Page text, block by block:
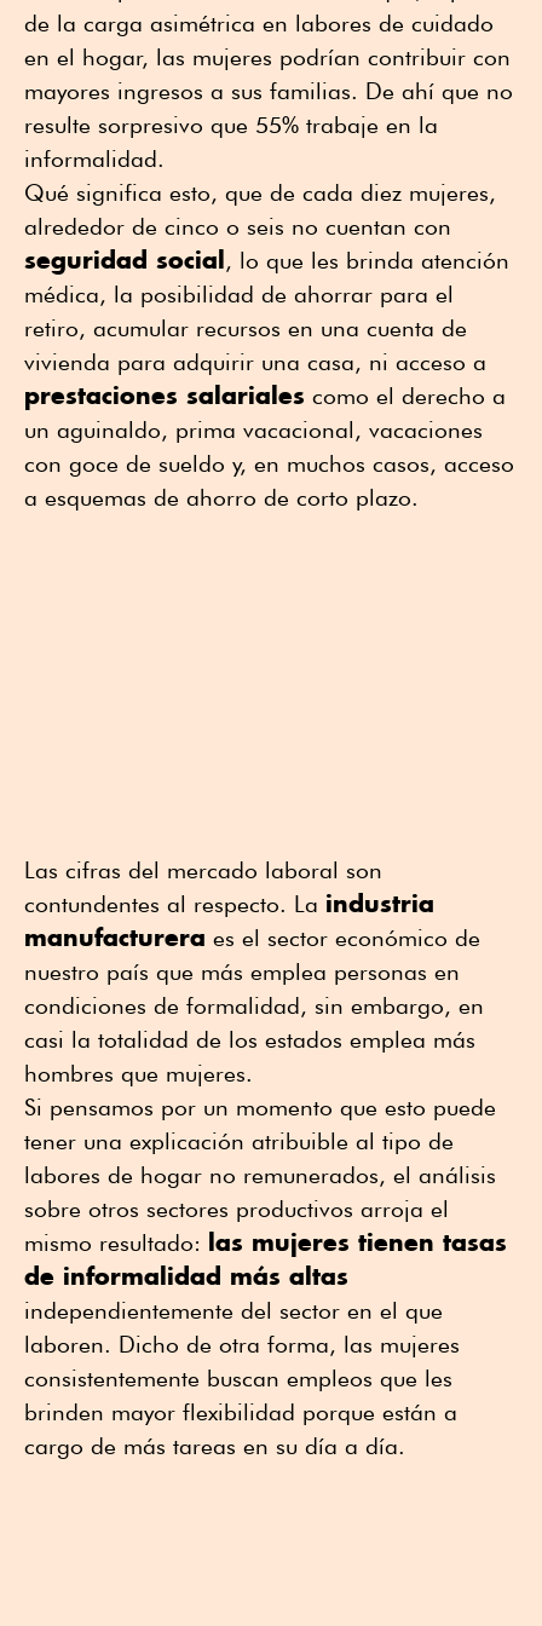
de la carga asimétrica en labores de cuidado
en el hogar, las mujeres podrían contribuir con
mayores ingresos a sus familias. De ahí que no
resulte sorpresivo que 55% trabaje en la
informalidad.
Qué significa esto, que de cada diez mujeres,
alrededor de cinco o seis no cuentan con
seguridad social , lo que les brinda atención
médica, la posibilidad de ahorrar para el
retiro, acumular recursos en una cuenta de
vivienda para adquirir una casa, ni acceso a
prestaciones salariales como el derecho a
un aguinaldo, prima vacacional, vacaciones
con goce de sueldo y, en muchos casos, acceso
a esquemas de ahorro de corto plazo.
Las cifras del mercado laboral son
contundentes al respecto. La industria
manufacturera es el sector económico de
nuestro país que más emplea personas en
condiciones de formalidad, sin embargo, en
casi la totalidad de los estados emplea más
hombres que mujeres.
Si pensamos por un momento que esto puede
tener una explicación atribuible al tipo de
labores de hogar no remunerados, el análisis
sobre otros sectores productivos arroja el
mismo resultado:
las mujeres tienen tasas
de informalidad más altas
independientemente del sector en el que
laboren. Dicho de otra forma, las mujeres
consistentemente buscan empleos que les
brinden mayor flexibilidad porque están a
cargo de más tareas en su día a día.